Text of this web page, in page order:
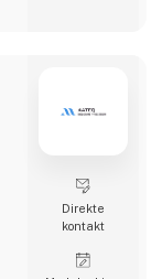
Direkte
kontakt